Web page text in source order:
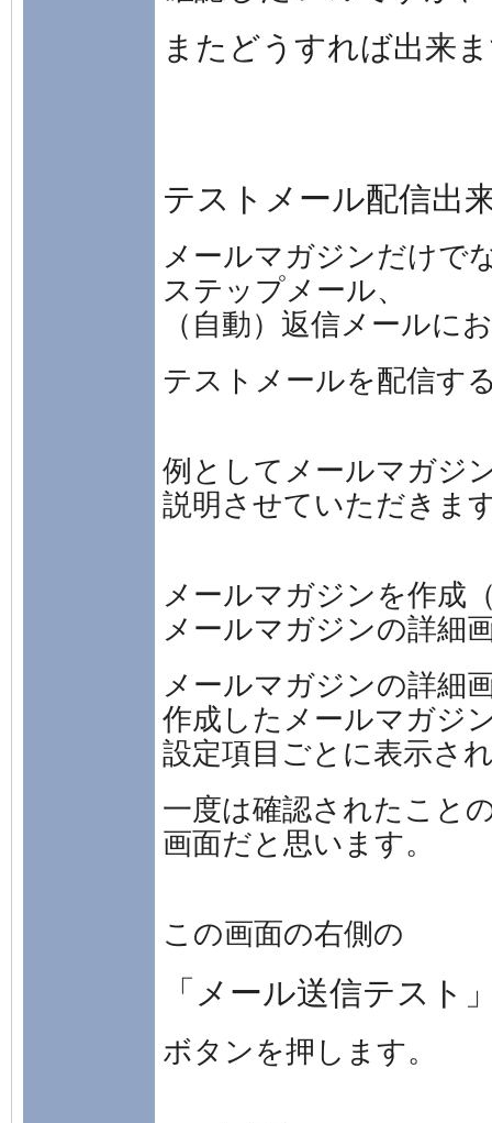
またどうすれば出来
テストメール配信出
メールマガジンだけで
ステップメール、
（自動）返信メールに
テストメールを配信す
例としてメールマガジ
説明させていただきま
メールマガジンを作成
メールマガジンの詳細
メールマガジンの詳細
作成したメールマガジ
設定項目ごとに表示さ
一度は確認されたこと
画面だと思います。
この画面の右側の
「メール送信テスト
ボタンを押します。